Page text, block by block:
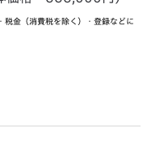
税金（消費税を除く）・登録などに